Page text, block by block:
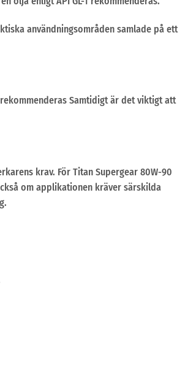
användningsområden samlade på ett
rekommenderas Samtidigt är det viktigt att
krav. För Titan Supergear 80W-90
om applikationen kräver särskilda